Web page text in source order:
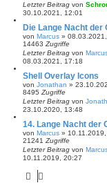
Letzter Beitrag von
30.10.2021, 12:01
Die Lange Nacht
von Marcus »
14463 Zugriffe
Letzter Beitrag von
08.03.2021, 17:18
Shell Overlay Icons
von Jonathan »
8495 Zugriffe
Letzter Beitrag von
23.10.2020, 13:48
14. Lange Nacht der
von Marcus »
21241 Zugriffe
Letzter Beitrag von
10.11.2019, 20:27